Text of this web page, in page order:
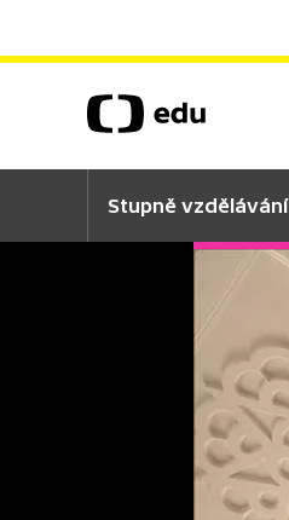
Stupně vzdělávání